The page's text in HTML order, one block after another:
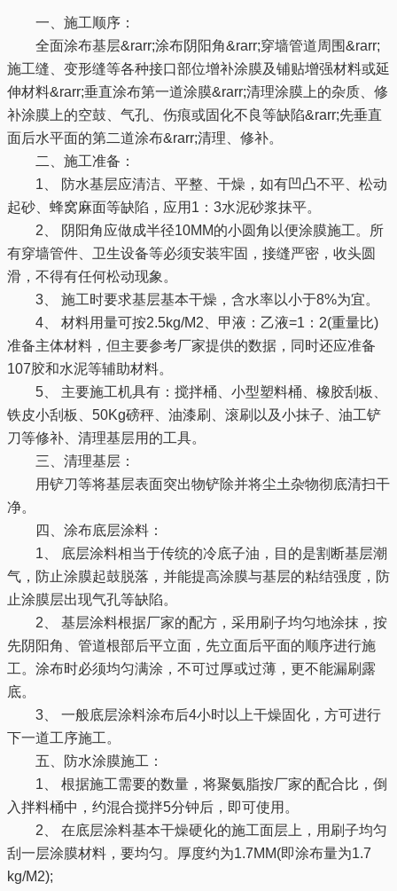
一、施工顺序：
全面涂布基层&rarr;涂布阴阳角&rarr;穿墙管道周围&rarr;
施工缝、变形缝等各种接口部位增补涂膜及铺贴增强材料或延
伸材料&rarr;垂直涂布第一道涂膜&rarr;清理涂膜上的杂质、修
补涂膜上的空鼓、气孔、伤痕或固化不良等缺陷&rarr;先垂直
面后水平面的第二道涂布&rarr;清理、修补。
二、施工准备：
1、 防水基层应清洁、平整、干燥，如有凹凸不平、松动
起砂、蜂窝麻面等缺陷，应用1：3水泥砂浆抹平。
2、 阴阳角应做成半径10MM的小圆角以便涂膜施工。所
有穿墙管件、卫生设备等必须安装牢固，接缝严密，收头圆
滑，不得有任何松动现象。
3、 施工时要求基层基本干燥，含水率以小于8%为宜。
4、 材料用量可按2.5kg/M2、甲液：乙液=1：2(重量比)
准备主体材料，但主要参考厂家提供的数据，同时还应准备
107胶和水泥等辅助材料。
5、 主要施工机具有：搅拌桶、小型塑料桶、橡胶刮板、
铁皮小刮板、50Kg磅秤、油漆刷、滚刷以及小抹子、油工铲
刀等修补、清理基层用的工具。
三、清理基层：
用铲刀等将基层表面突出物铲除并将尘土杂物彻底清扫干
净。
四、涂布底层涂料：
1、 底层涂料相当于传统的冷底子油，目的是割断基层潮
气，防止涂膜起鼓脱落，并能提高涂膜与基层的粘结强度，防
止涂膜层出现气孔等缺陷。
2、 基层涂料根据厂家的配方，采用刷子均匀地涂抹，按
先阴阳角、管道根部后平立面，先立面后平面的顺序进行施
工。涂布时必须均匀满涂，不可过厚或过薄，更不能漏刷露
底。
3、 一般底层涂料涂布后4小时以上干燥固化，方可进行
下一道工序施工。
五、防水涂膜施工：
1、 根据施工需要的数量，将聚氨脂按厂家的配合比，倒
入拌料桶中，约混合搅拌5分钟后，即可使用。
2、 在底层涂料基本干燥硬化的施工面层上，用刷子均匀
刮一层涂膜材料，要均匀。厚度约为1.7MM(即涂布量为1.7
kg/M2);